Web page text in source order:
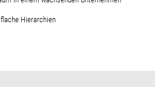
Hierarchien